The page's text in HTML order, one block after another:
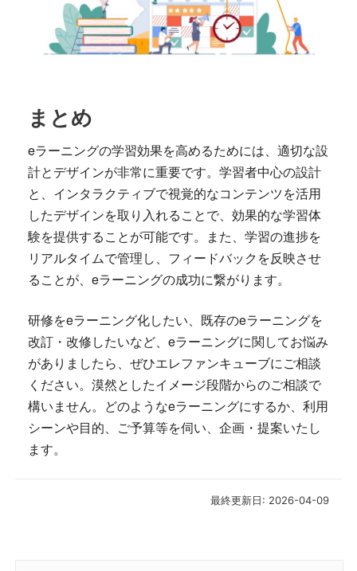
まとめ
eラーニングの学習効果を高めるためには、適切な設
計とデザインが非常に重要です。学習者中心の設計
と、インタラクティブで視覚的なコンテンツを活用
したデザインを取り入れることで、効果的な学習体
験を提供することが可能です。また、学習の進捗を
リアルタイムで管理し、フィードバックを反映させ
ることが、eラーニングの成功に繋がります。
研修をeラーニング化したい、既存のeラーニングを
改訂・改修したいなど、eラーニングに関してお悩み
がありましたら、ぜひエレファンキューブにご相談
ください。漠然としたイメージ段階からのご相談で
構いません。どのようなeラーニングにするか、利用
シーンや目的、ご予算等を伺い、企画・提案いたし
ます。
最終更新日: 2026-04-09